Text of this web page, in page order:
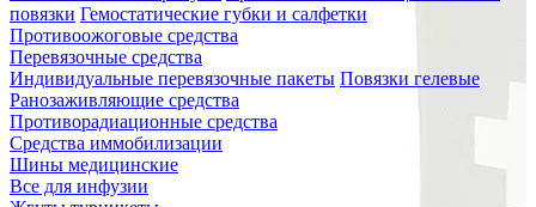
повязки Гемостатические губки и салфетки
Противоожоговые средства
Перевязочные средства
Индивидуальные перевязочные пакеты Повязки гелевые
Ранозаживляющие средства
Противорадиационные средства
Средства иммобилизации
Шины медицинские
Все для инфузии